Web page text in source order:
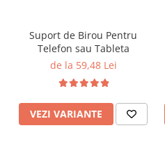
Suport de Birou Pentru
Telefon sau Tableta
de la 59,48 Lei
VEZI VARIANTE